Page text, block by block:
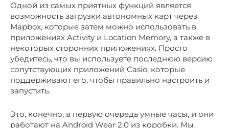
Одной из самых приятных функций является
возможность загрузки автономных карт через
Mapbox, которые затем можно использовать в
приложениях Activity и Location Memory, а также в
некоторых сторонних приложениях. Просто
убедитесь, что вы используете последнюю версию
сопутствующих приложений Casio, которые
поддерживают его, чтобы правильно настроить и
запустить.
Это, конечно, в первую очередь умные часы, и они
работают на Android Wear 2.0 из коробки. Мы